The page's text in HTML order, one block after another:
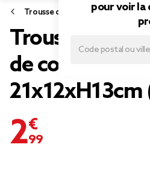
pour voir la
Trousse de toilette, trousse à
Trousse de
de coton à
2,99 €